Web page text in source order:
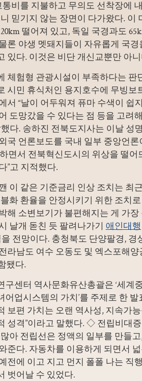
비를 지불하고 무의도 선착장에
믿기지 않는 장면이 다가왔다. 이
떨어져 있고, 독일 국경과도
론 야생 멧돼지들이 자유롭게 국경
있다. 이것은 비단 개신교뿐만 아
체험형 관광시설이 부족하다는 판
시민 휴식처인 용지호수에 무빙보
서 “날이 어두워져 퓨마 수색이 쉽
도망갔을 수 있다는 점 등을 고려
다. 송하진 전북도지사는 이날 성
국 언론보도를 국내 일부 중앙언
면서 전북혁신도시의 위상을 떨
”고 지적했다.
이 같은 기준금리 인상 조치는 최
화 환율을 안정시키기 위한 조치
해 소변보기가 불편해지는 게 가
날개 돋친 듯 팔려나가기 애인대행
을 전망이다. 충청북도 단양팔경,
라남도 여수 오동도 및 엑스포해
됐다.
구센터 역사문화유산총괄은 ‘세계
어업시스템의 가치’를 주제로 한
보편 가치는 오랜 역사성, 지속가
성격”이라고 말했다. ◇ 전립비대
아 전립선은 정액의 일부를 만들
준다. 자동차를 이용하게 되면서 넓
전에 이고 지고 먼지 폴폴 나는 직
벗어날 수 있었다.